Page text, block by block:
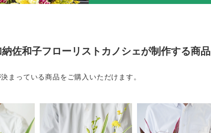
佐和子フローリストカノシェが制作する商品
まっている商品をご購入いただけます。